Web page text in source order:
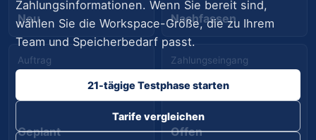
Neu Nachfassen
Auftrag
Geplant
Zahlungseingang
Offen
Zahlungsinformationen. Wenn Sie bereit sind,
wählen Sie die Workspace-Größe, die zu Ihrem
Team und Speicherbedarf passt.
21-tägige Testphase starten
Tarife vergleichen